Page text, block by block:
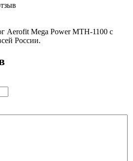
Aerofit Mega Power MTH-1100 с
России.